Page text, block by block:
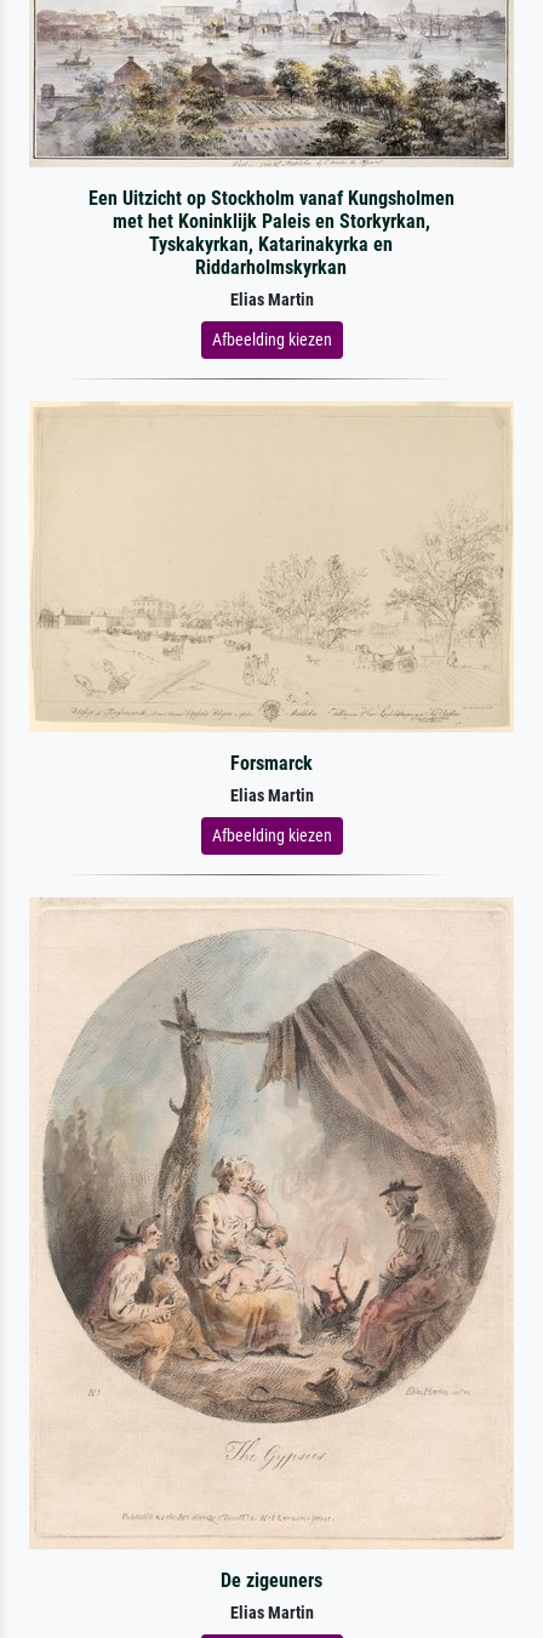
Een Uitzicht op Stockholm vanaf Kungsholmen
met het Koninklijk Paleis en Storkyrkan,
Tyskakyrkan, Katarinakyrka en
Riddarholmskyrkan
Elias Martin
Afbeelding kiezen
Forsmarck
Elias Martin
Afbeelding kiezen
De zigeuners
Elias Martin